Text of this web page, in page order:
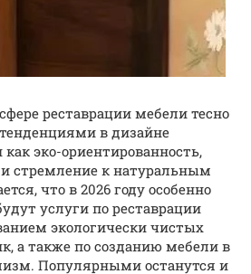
реставрации мебели тесно
в дизайне
эко-ориентированность,
стремление к натуральным
что в 2026 году особенно
услуги по реставрации
экологически чистых
а также по созданию мебели в
Популярными останутся и